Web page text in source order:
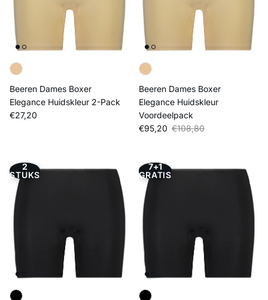
Beeren Dames Boxer
Elegance Huidskleur 2-Pack
Reguliere prijs
€27,20
Beeren Dames Boxer
Elegance Huidskleur
Voordeelpack
Verkoopprijs
€95,20 Reguliere prijs
€108,80
2
STUKS
7+1
GRATIS